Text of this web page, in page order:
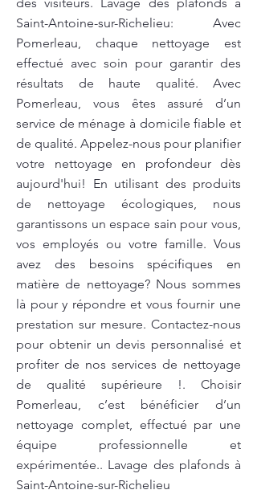
Saint-Antoine-sur-Richelieu: Avec
Pomerleau, chaque nettoyage est
effectué avec soin pour garantir des
résultats de haute qualité. Avec
Pomerleau, vous êtes assuré d’un
service de ménage à domicile fiable et
de qualité. Appelez-nous pour planifier
votre nettoyage en profondeur dès
aujourd'hui! En utilisant des produits
de nettoyage écologiques, nous
garantissons un espace sain pour vous,
vos employés ou votre famille. Vous
avez des besoins spécifiques en
matière de nettoyage? Nous sommes
là pour y répondre et vous fournir une
prestation sur mesure. Contactez-nous
pour obtenir un devis personnalisé et
profiter de nos services de nettoyage
de qualité supérieure !. Choisir
Pomerleau, c’est bénéficier d’un
nettoyage complet, effectué par une
équipe professionnelle et
expérimentée.. Lavage des plafonds à
Saint-Antoine-sur-Richelieu